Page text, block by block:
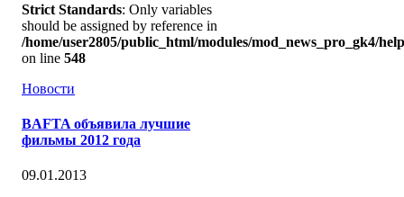
Strict Standards: Only variables
should be assigned by reference in
/home/user2805/public_html/modules/mod_news_pro_gk4/
on line 548
Новости
BAFTA объявила лучшие
фильмы 2012 года
09.01.2013